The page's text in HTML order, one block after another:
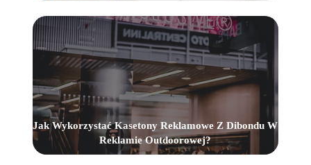
Jak Wykorzystać Kasetony Reklamowe Z Dibondu W
Reklamie Outdoorowej?